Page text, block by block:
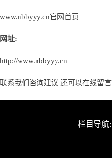
www.nbbyyy.cn官网首页
网址:
http://www.nbbyyy.cn
联系我们咨询建议 还可以在线留言
栏目导航: